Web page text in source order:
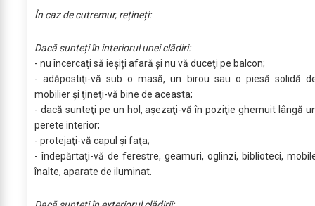
În caz de cutremur, rețineți:
Dacă sunteți în interiorul unei clădiri:
- nu încercaţi să ieşiți afară şi nu vă duceţi pe balcon;
- adăpostiţi-vă sub o masă, un birou sau o piesă solidă
mobilier şi ţineţi-vă bine de aceasta;
- dacă sunteţi pe un hol, aşezaţi-vă în poziţie ghemuit lângă
perete interior;
- protejaţi-vă capul şi faţa;
- îndepărtaţi-vă de ferestre, geamuri, oglinzi, biblioteci,
înalte, aparate de iluminat.